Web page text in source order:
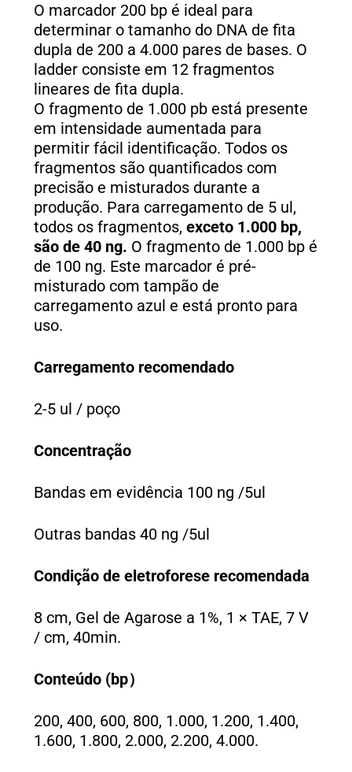
O marcador 200 bp é ideal para
determinar o tamanho do DNA de fita
dupla de 200 a 4.000 pares de bases. O
ladder consiste em 12 fragmentos
lineares de fita dupla.
O fragmento de 1.000 pb está presente
em intensidade aumentada para
permitir fácil identificação. Todos os
fragmentos são quantificados com
precisão e misturados durante a
produção. Para carregamento de 5 ul,
todos os fragmentos, exceto 1.000 bp,
são de 40 ng. O fragmento de 1.000 bp é
de 100 ng. Este marcador é pré-
misturado com tampão de
carregamento azul e está pronto para
uso.
Carregamento recomendado
2-5 ul / poço
Concentração
Bandas em evidência 100 ng /5ul
Outras bandas 40 ng /5ul
Condição de eletroforese recomendada
8 cm, Gel de Agarose a 1%, 1 × TAE, 7 V
/ cm, 40min.
Conteúdo (bp）
200, 400, 600, 800, 1.000, 1.200, 1.400,
1.600, 1.800, 2.000, 2.200, 4.000.